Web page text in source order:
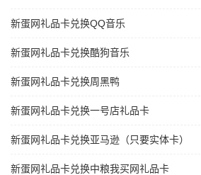
新蛋网礼品卡兑换QQ音乐
新蛋网礼品卡兑换酷狗音乐
新蛋网礼品卡兑换周黑鸭
新蛋网礼品卡兑换一号店礼品卡
新蛋网礼品卡兑换亚马逊（只要实体卡）
新蛋网礼品卡兑换中粮我买网礼品卡